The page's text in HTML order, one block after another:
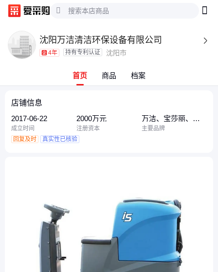
沈阳万洁清洁环保设备有限公司 
4年 持有专利认证 沈阳市
首页 商品 档案
店铺信息
2017-06-22
成立时间
2000万元
注册资本
万洁、宝莎丽、高
仙
主要品牌
回复及时
真实性已核验